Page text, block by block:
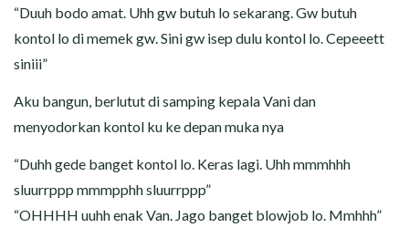
“Duuh bodo amat. Uhh gw butuh lo sekarang. Gw butuh
kontol lo di memek gw. Sini gw isep dulu kontol lo. Cepeeett
siniii”
Aku bangun, berlutut di samping kepala Vani dan
menyodorkan kontol ku ke depan muka nya
“Duhh gede banget kontol lo. Keras lagi. Uhh mmmhhh
sluurrppp mmmpphh sluurrppp”
“OHHHH uuhh enak Van. Jago banget blowjob lo. Mmhhh”